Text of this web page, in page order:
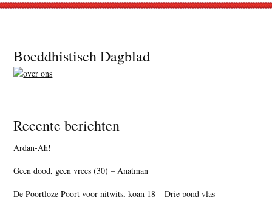
Footer
Boeddhistisch Dagblad
Recente berichten
Ardan-Ah!
Geen dood, geen vrees (30) – Anatman
De Poortloze Poort voor nitwits, koan 18 – Drie pond vlas